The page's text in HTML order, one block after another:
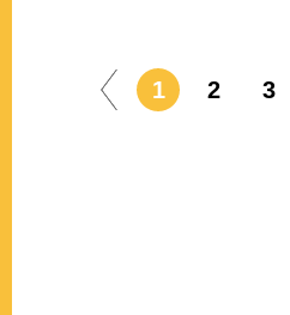
1 2 3